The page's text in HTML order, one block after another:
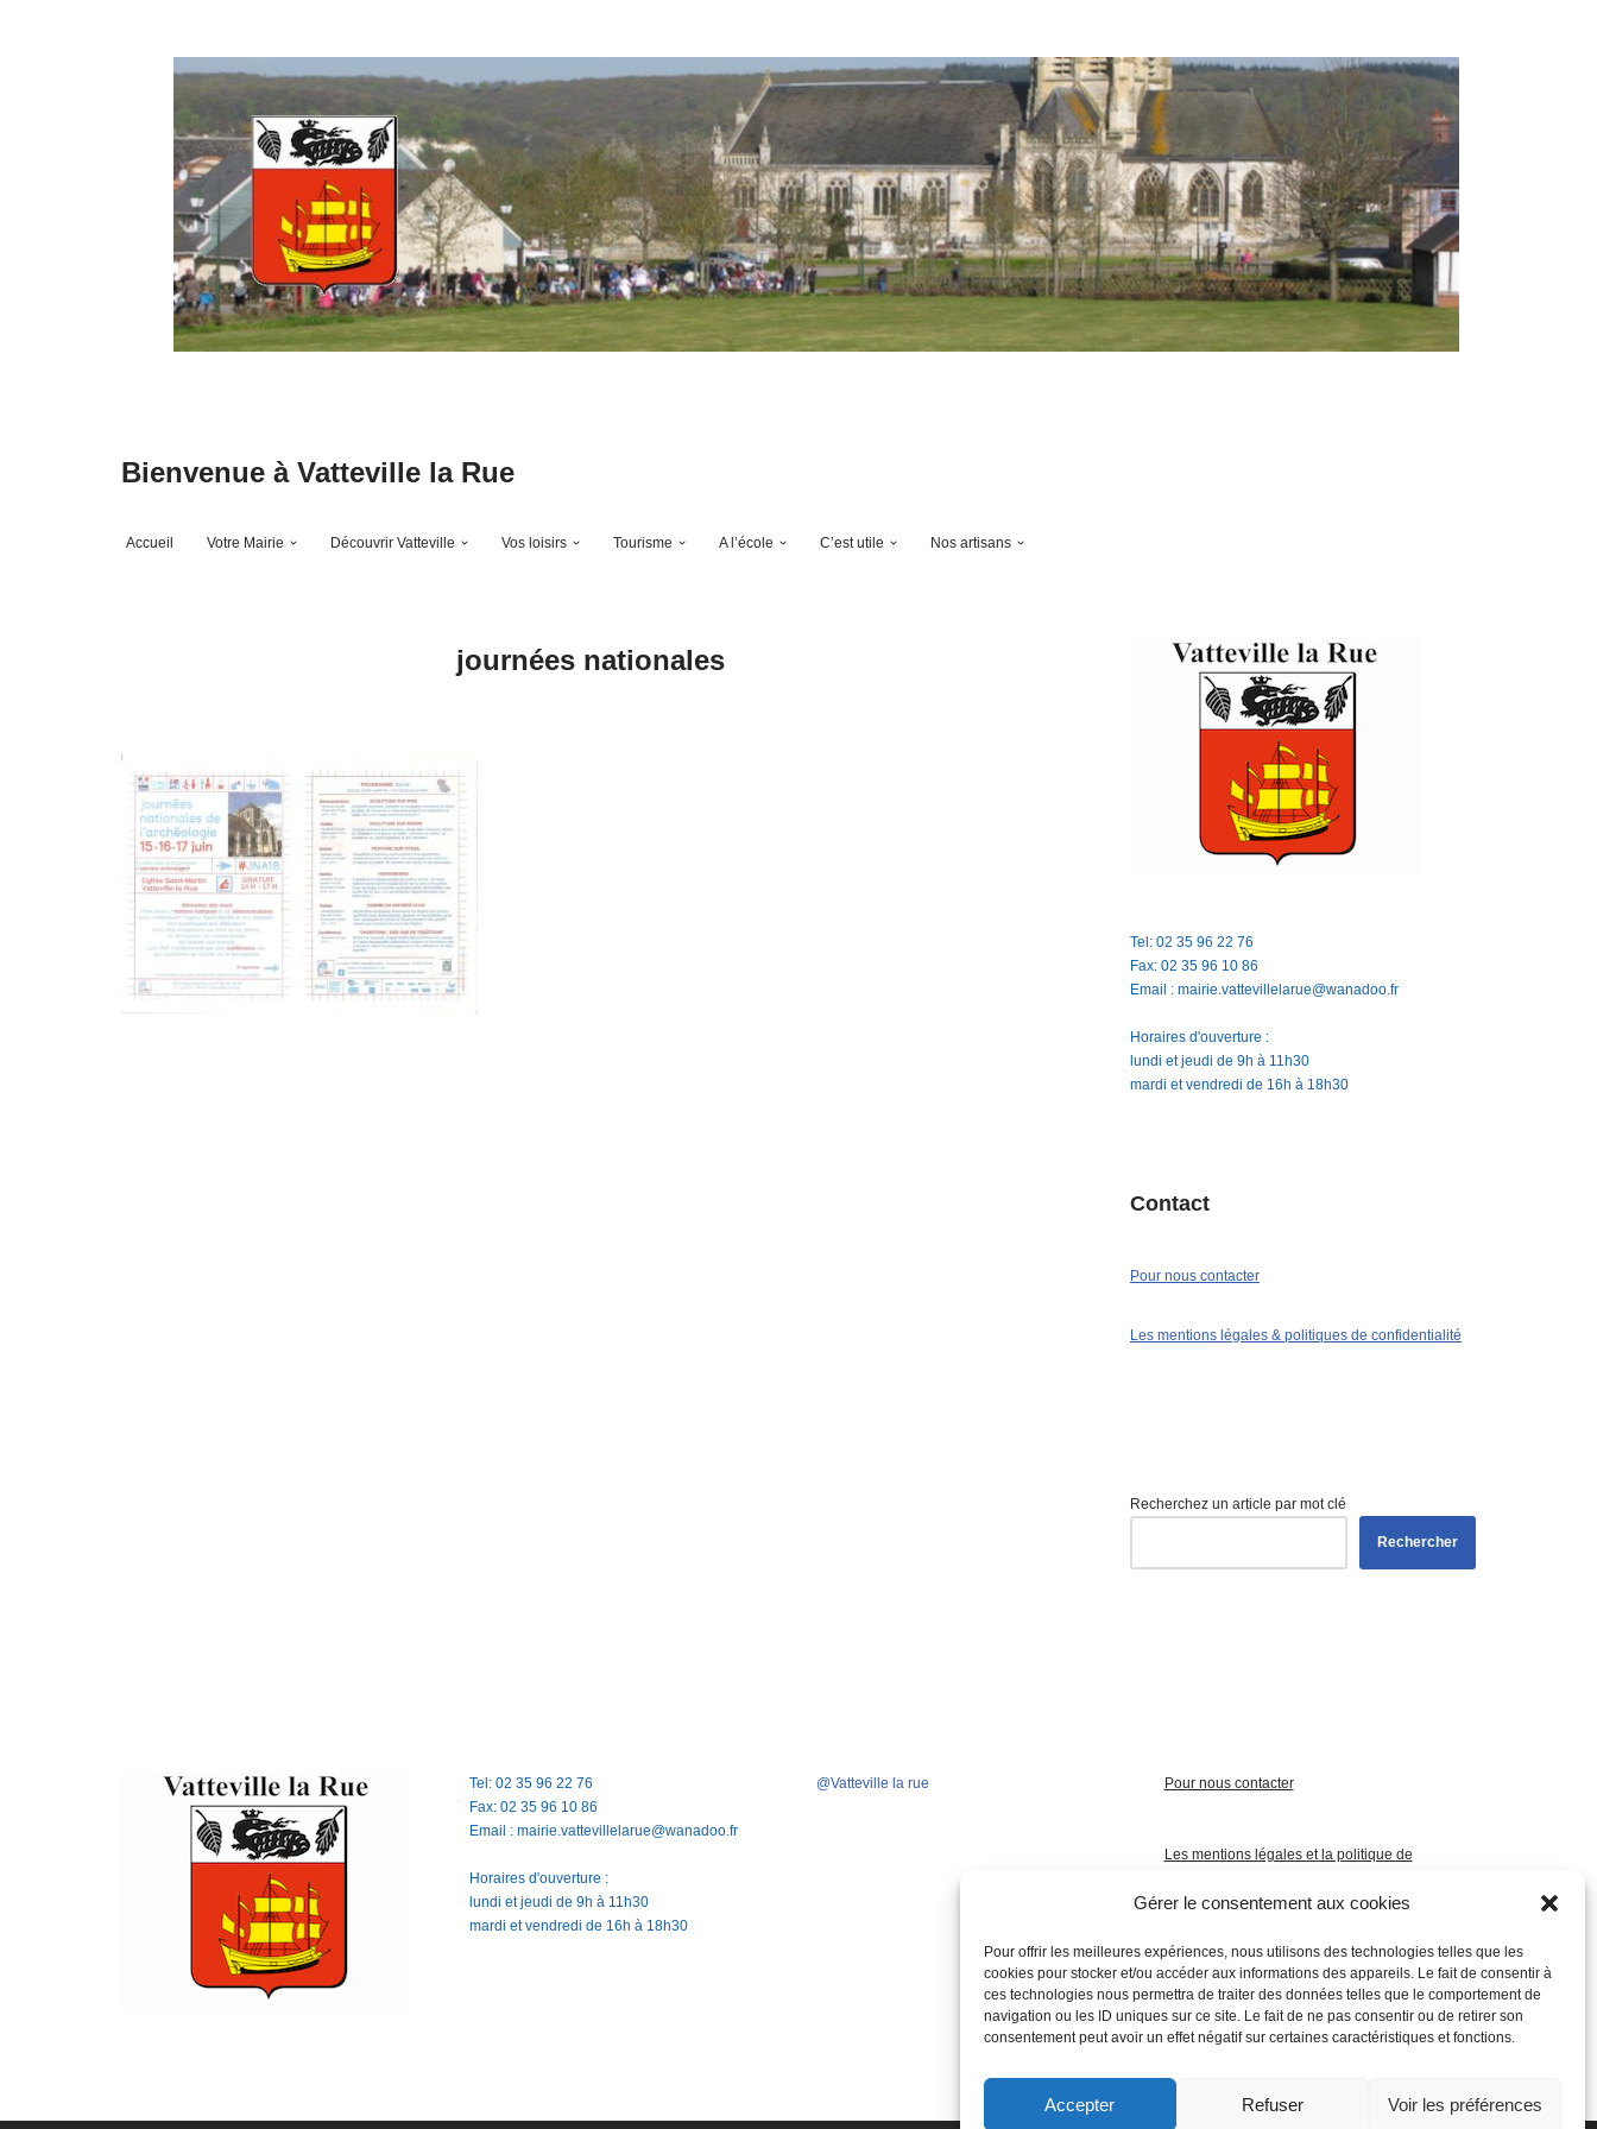
Gérer le consentement aux cookies
Pour offrir les meilleures expériences, nous utilisons des technologies telles que les
cookies pour stocker et/ou accéder aux informations des appareils. Le fait de consentir à
ces technologies nous permettra de traiter des données telles que le comportement de
navigation ou les ID uniques sur ce site. Le fait de ne pas consentir ou de retirer son
consentement peut avoir un effet négatif sur certaines caractéristiques et fonctions.
Accepter Refuser Voir les préférences
Bienvenue à Vatteville la Rue
Accueil Votre Mairie Découvrir Vatteville Vos loisirs Tourisme A l’école C’est utile Nos artisans
journées nationales
Tel: 02 35 96 22 76
Fax: 02 35 96 10 86
Email : mairie.vattevillelarue@wanadoo.fr
Horaires d'ouverture :
lundi et jeudi de 9h à 11h30
mardi et vendredi de 16h à 18h30
Contact
Pour nous contacter
Les mentions légales & politiques de confidentialité
Recherchez un article par mot clé
Rechercher
Tel: 02 35 96 22 76
Fax: 02 35 96 10 86
Email : mairie.vattevillelarue@wanadoo.fr
Horaires d'ouverture :
lundi et jeudi de 9h à 11h30
mardi et vendredi de 16h à 18h30
@Vatteville la rue Pour nous contacter
Les mentions légales et la politique de